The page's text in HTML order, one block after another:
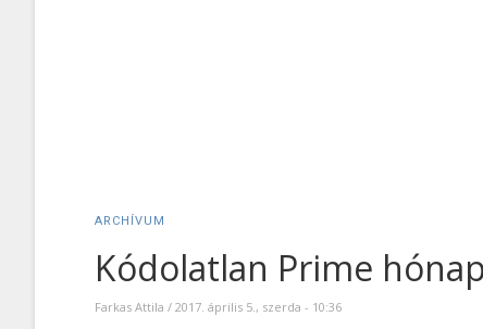
ARCHÍVUM
Kódolatlan Prime
Farkas Attila / 2017. április 5., szerda - 10:36